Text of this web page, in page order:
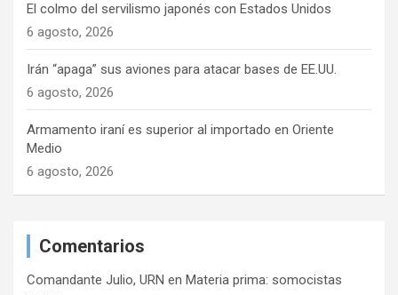
El colmo del servilismo japonés con Estados Unidos
6 agosto, 2026
Irán “apaga” sus aviones para atacar bases de EE.UU.
6 agosto, 2026
Armamento iraní es superior al importado en Oriente
Medio
6 agosto, 2026
Comentarios
Comandante Julio, URN en Materia prima: somocistas